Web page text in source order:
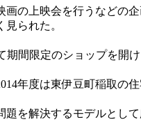
の上映会を行うなどの
られた。
間限定のショップを開
年度は東伊豆町稲取の
を解決するモデルとして